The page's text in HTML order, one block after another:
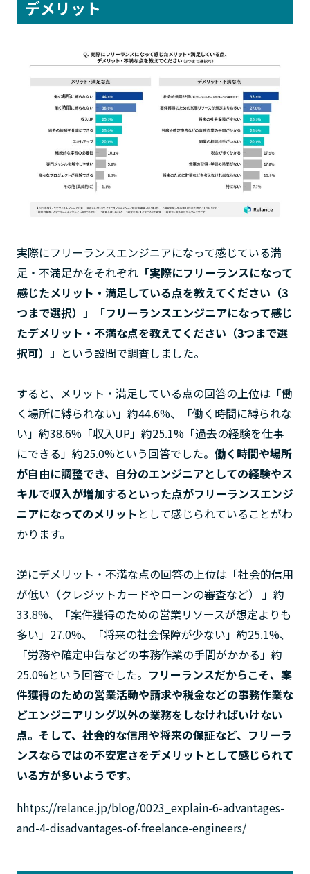
デメリット
実際にフリーランスエンジニアになって感じている満
足・不満足かをそれぞれ「実際にフリーランスになって
感じたメリット・満足している点を教えてください（3
つまで選択）」「フリーランスエンジニアになって感じ
たデメリット・不満な点を教えてください（3つまで選
択可）」 という設問で調査しました。
すると、メリット・満足している点の回答の上位は「働
く場所に縛られない」約44.6%、「働く時間に縛られな
い」約38.6%「収入UP」約25.1%「過去の経験を仕事
にできる」約25.0%という回答でした。 働く時間や場所
が自由に調整でき、自分のエンジニアとしての経験やス
キルで収入が増加するといった点がフリーランスエンジ
ニアになってのメリット として感じられていることがわ
かります。
逆にデメリット・不満な点の回答の上位は「社会的信用
が低い（クレジットカードやローンの審査など） 」約
33.8%、「案件獲得のための営業リソースが想定よりも
多い」27.0%、「将来の社会保障が少ない」約25.1%、
「労務や確定申告などの事務作業の手間がかかる」約
25.0%という回答でした。 フリーランスだからこそ、案
件獲得のための営業活動や請求や税金などの事務作業な
どエンジニアリング以外の業務をしなければいけない
点。そして、社会的な信用や将来の保証など、フリーラ
ンスならではの不安定さをデメリットとして感じられて
いる方が多いようです。
hhtps://relance.jp/blog/0023_explain-6-advantages-
and-4-disadvantages-of-freelance-engineers/